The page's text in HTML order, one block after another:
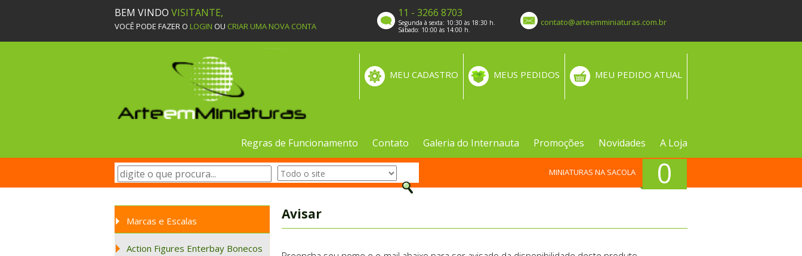
BEM VINDO VISITANTE,
VOCÊ PODE FAZER O LOGIN OU CRIAR UMA NOVA CONTA
11 - 3266 8703
Segunda à sexta: 10:30 às 18:30 h.
Sábado: 10:00 às 14:00 h.
contato@arteemminiaturas.com.br
MEU PEDIDO ATUAL
MEUS PEDIDOS
MEU CADASTRO
Regras de Funcionamento Contato Galeria do Internauta Promoções Novidades A Loja
0
MINIATURAS NA SACOLA
Marcas e Escalas
Action Figures Enterbay Bonecos
Avisar